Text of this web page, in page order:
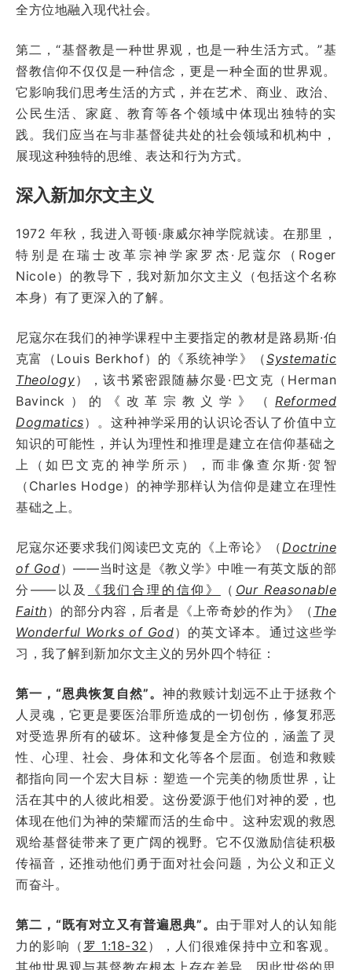
全方位地融入现代社会。
第二，“基督教是一种世界观，也是一种生活方式。”基
督教信仰不仅仅是一种信念，更是一种全面的世界观。
它影响我们思考生活的方式，并在艺术、商业、政治、
公民生活、家庭、教育等各个领域中体现出独特的实
践。我们应当在与非基督徒共处的社会领域和机构中，
展现这种独特的思维、表达和行为方式。
深入新加尔文主义
1972 年秋，我进入哥顿·康威尔神学院就读。在那里，
特别是在瑞士改革宗神学家罗杰·尼蔻尔（Roger
Nicole）的教导下，我对新加尔文主义（包括这个名称
本身）有了更深入的了解。
尼寇尔在我们的神学课程中主要指定的教材是路易斯·伯
克富（Louis Berkhof）的《系统神学》（Systematic
Theology），该书紧密跟随赫尔曼·巴文克（Herman
Bavinck）的《改革宗教义学》（ Reformed
Dogmatics）。这种神学采用的认识论否认了价值中立
知识的可能性，并认为理性和推理是建立在信仰基础之
上（如巴文克的神学所示），而非像查尔斯·贺智
（Charles Hodge）的神学那样认为信仰是建立在理性
基础之上。
尼寇尔还要求我们阅读巴文克的《上帝论》（ Doctrine
of God）——当时这是《教义学》中唯一有英文版的部
分——以及
《我们合理的信仰》 （ Our Reasonable
Faith）的部分内容，后者是《上帝奇妙的作为》（ The
Wonderful Works of God）的英文译本。通过这些学
习，我了解到新加尔文主义的另外四个特征：
第一，“恩典恢复自然”。 神的救赎计划远不止于拯救个
人灵魂，它更是要医治罪所造成的一切创伤，修复邪恶
对受造界所有的破坏。这种修复是全方位的，涵盖了灵
性、心理、社会、身体和文化等各个层面。创造和救赎
都指向同一个宏大目标：塑造一个完美的物质世界，让
活在其中的人彼此相爱。这份爱源于他们对神的爱，也
体现在他们为神的荣耀而活的生命中。这种宏观的救恩
观给基督徒带来了更广阔的视野。它不仅激励信徒积极
传福音，还推动他们勇于面对社会问题，为公义和正义
而奋斗。
第二，“既有对立又有普遍恩典”。 由于罪对人的认知能
力的影响（ 罗 1:18-32 ），人们很难保持中立和客观。
其他世界观与基督教在根本上存在差异，因此世俗的思